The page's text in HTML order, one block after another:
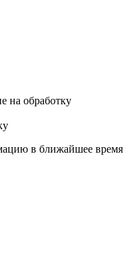
на обработку
в ближайшее время